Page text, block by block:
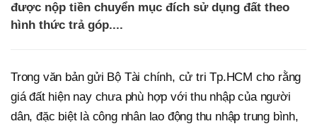
được nộp tiền chuyển mục đích sử dụng đất theo
hình thức trả góp....
Trong văn bản gửi Bộ Tài chính, cử tri Tp.HCM cho rằng
giá đất hiện nay chưa phù hợp với thu nhập của người
dân, đặc biệt là công nhân lao động thu nhập trung bình,